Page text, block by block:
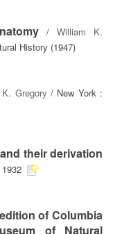
/ William K.
History (1947)
Gregory / New York :
their derivation
of Columbia
of Natural